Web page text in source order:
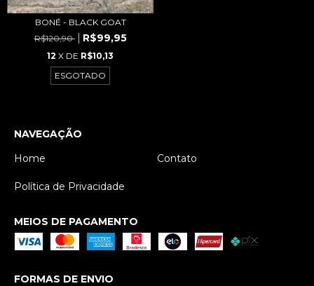
BONÉ - BLACK GOAT
R$120,90
R$99,95
12 X DE R$10,13
ESGOTADO
NAVEGAÇÃO
Home
Contato
Política de Privacidade
MEIOS DE PAGAMENTO
FORMAS DE ENVIO